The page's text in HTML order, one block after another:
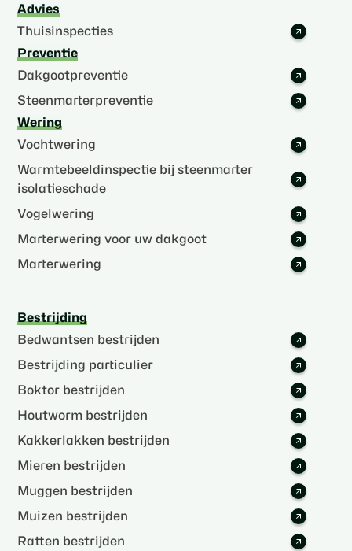
Advies
Thuisinspecties
Preventie
Dakgootpreventie
Steenmarterpreventie
Wering
Vochtwering
Warmtebeeldinspectie bij steenmarter
isolatieschade
Vogelwering
Marterwering voor uw dakgoot
Marterwering
Bestrijding
Bedwantsen bestrijden
Bestrijding particulier
Boktor bestrijden
Houtworm bestrijden
Kakkerlakken bestrijden
Mieren bestrijden
Muggen bestrijden
Muizen bestrijden
Ratten bestrijden